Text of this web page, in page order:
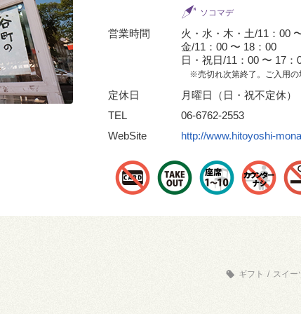
ソコマデ
営業時間
火・水・木・土/11：00
金/11：00 〜 18：00
日・祝日/11：00 〜 17：
※売切れ次第終了。ご入用の
定休日
月曜日（日・祝不定休）
TEL
06-6762-2553
WebSite
http://www.hitoyoshi-
ギフト / スイー